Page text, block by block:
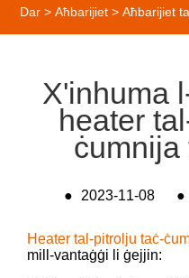
Dar > Aħbarijiet >Aħbarijiet
X'inhuma
heater
ċumnija
● 2023-11-08 ●
Heater tal-pitrolju taċ-
mill-vantaġġi li ġejjin: